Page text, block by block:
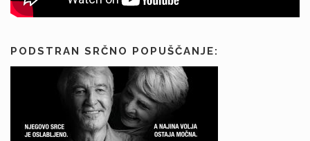
PODSTRAN SRČNO POPUŠČANJE: